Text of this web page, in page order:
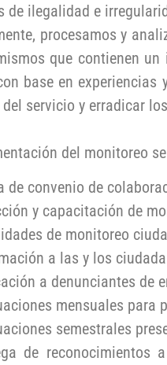
de ilegalidad e
procesamos y
que contienen
base en
servicio y erradicar
del monitoreo
de convenio de
y capacitación de
de monitoreo
a las y los
a denunciantes de
mensuales para
semestrales
de